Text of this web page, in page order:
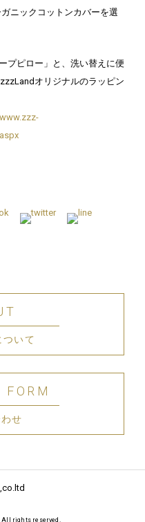
ニックコットンカバーを選
プピロー」と、洗い替えに便
オリジナルのラッピン
ついて
FORM
せ
All rights reserved.